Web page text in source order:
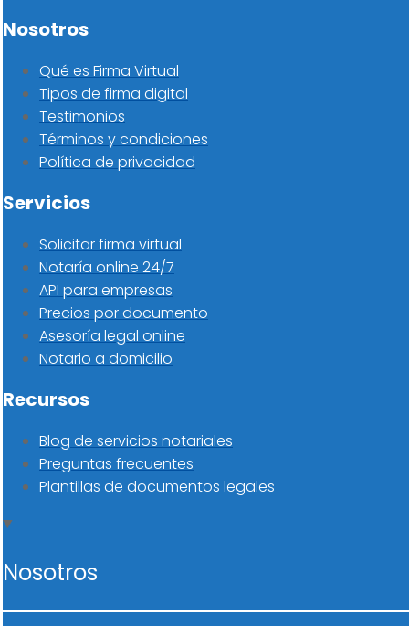
Nosotros
Qué es Firma Virtual
Tipos de firma digital
Testimonios
Términos y condiciones
Política de privacidad
Servicios
Solicitar firma virtual
Notaría online 24/7
API para empresas
Precios por documento
Asesoría legal online
Notario a domicilio
Recursos
Blog de servicios notariales
Preguntas frecuentes
Plantillas de documentos legales
Nosotros